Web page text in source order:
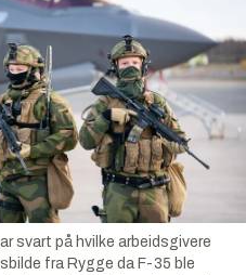
svart på hvilke arbeidsgivere
fra Rygge da F-35 ble